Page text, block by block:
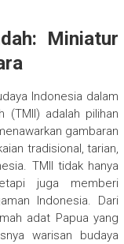
Miniatur
Indonesia dalam
(TMII) adalah pilihan
gambaran
tradisional, tarian,
TMII tidak hanya
juga memberi
Indonesia. Dari
adat Papua yang
warisan budaya